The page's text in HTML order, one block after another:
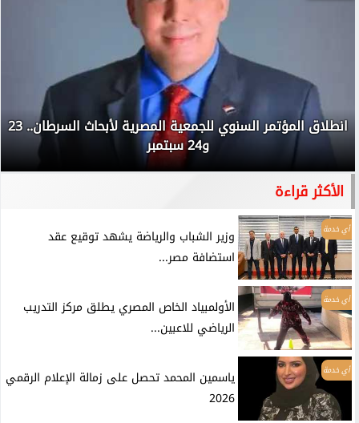
انطلاق المؤتمر السنوي للجمعية المصرية لأبحاث السرطان.. 23
و24 سبتمبر
الأكثر قراءة
أي خدمة
وزير الشباب والرياضة يشهد توقيع عقد
استضافة مصر...
أي خدمة
الأولمبياد الخاص المصري يطلق مركز التدريب
الرياضي للاعبين...
أي خدمة
ياسمين المحمد تحصل على زمالة الإعلام الرقمي
2026